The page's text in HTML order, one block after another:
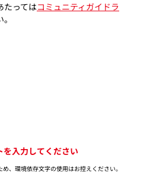
たってはコミュニティガイドラ
を入力してください
、環境依存文字の使用はお控えください。​